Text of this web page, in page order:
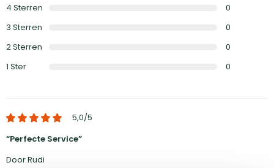
4 Sterren
0
3 Sterren
0
2Sterren
0
1 Ster 0
5,0/5
Perfecte Service
Door Rudi